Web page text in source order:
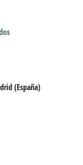
(España)